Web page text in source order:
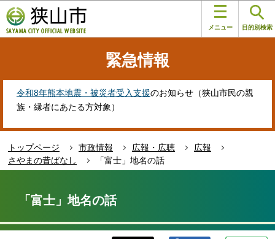
の
ペ
す
メニュー 目的別検索
緊急情報
令和8年熊本地震・被災者受入支援のお知らせ（狭山市民の親
族・縁者にあたる方対象）
トップページ 市政情報 広報・広聴
広報
さやまの昔ばなし
「富士」地名の話
か
「富士」地名の話